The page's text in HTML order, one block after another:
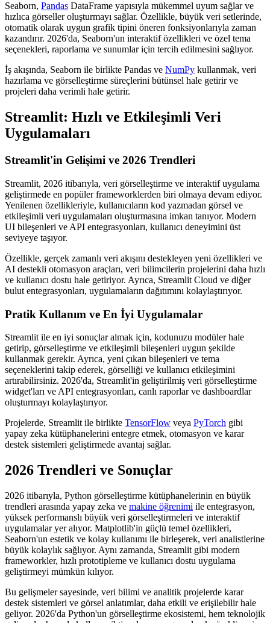
Seaborn, Pandas DataFrame yapısıyla mükemmel uyum sağlar ve
hızlıca görseller oluşturmayı sağlar. Özellikle, büyük veri setlerinde,
otomatik olarak uygun grafik tipini öneren fonksiyonlarıyla zaman
kazandırır. 2026'da, Seaborn'un interaktif özellikleri ve özel tema
seçenekleri, raporlama ve sunumlar için tercih edilmesini sağlıyor.
İş akışında, Seaborn ile birlikte Pandas ve NumPy kullanmak, veri
hazırlama ve görselleştirme süreçlerini bütünsel hale getirir ve
projeleri daha verimli hale getirir.
Streamlit: Hızlı ve Etkileşimli Veri
Uygulamaları
Streamlit'in Gelişimi ve 2026 Trendleri
Streamlit, 2026 itibarıyla, veri görselleştirme ve interaktif uygulama
geliştirmede en popüler frameworklerden biri olmaya devam ediyor.
Yenilenen özellikleriyle, kullanıcıların kod yazmadan görsel ve
etkileşimli veri uygulamaları oluşturmasına imkan tanıyor. Modern
UI bileşenleri ve API entegrasyonları, kullanıcı deneyimini üst
seviyeye taşıyor.
Özellikle, gerçek zamanlı veri akışını destekleyen yeni özellikleri ve
AI destekli otomasyon araçları, veri bilimcilerin projelerini daha hızlı
ve kullanıcı dostu hale getiriyor. Ayrıca, Streamlit Cloud ve diğer
bulut entegrasyonları, uygulamaların dağıtımını kolaylaştırıyor.
Pratik Kullanım ve En İyi Uygulamalar
Streamlit ile en iyi sonuçlar almak için, kodunuzu modüler hale
getirip, görselleştirme ve etkileşimli bileşenleri uygun şekilde
kullanmak gerekir. Ayrıca, yeni çıkan bileşenleri ve tema
seçeneklerini takip ederek, görselliği ve kullanıcı etkileşimini
artırabilirsiniz. 2026'da, Streamlit'in geliştirilmiş veri görselleştirme
widget'ları ve API entegrasyonları, canlı raporlar ve dashboardlar
oluşturmayı kolaylaştırıyor.
Projelerde, Streamlit ile birlikte TensorFlow veya PyTorch gibi
yapay zeka kütüphanelerini entegre etmek, otomasyon ve karar
destek sistemleri geliştirmede avantaj sağlar.
2026 Trendleri ve Sonuçlar
2026 itibarıyla, Python görselleştirme kütüphanelerinin en büyük
trendleri arasında yapay zeka ve makine öğrenimi ile entegrasyon,
yüksek performanslı büyük veri görselleştirmeleri ve interaktif
uygulamalar yer alıyor. Matplotlib'in güçlü temel özellikleri,
Seaborn'un estetik ve kolay kullanımı ile birleşerek, veri analistlerine
büyük kolaylık sağlıyor. Aynı zamanda, Streamlit gibi modern
frameworkler, hızlı prototipleme ve kullanıcı dostu uygulama
geliştirmeyi mümkün kılıyor.
Bu gelişmeler sayesinde, veri bilimi ve analitik projelerde karar
destek sistemleri ve görsel anlatımlar, daha etkili ve erişilebilir hale
geliyor. 2026'da Python'un görselleştirme ekosistemi, hem teknolojik